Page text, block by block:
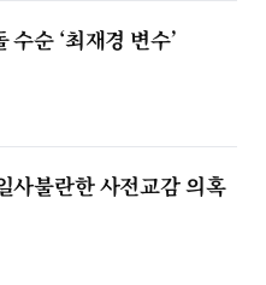
수순 ‘최재경 변수’
사불란한 사전교감 의혹